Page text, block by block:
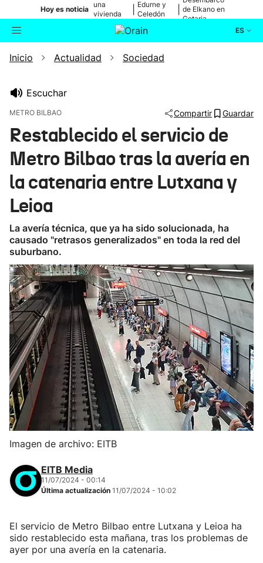
Hoy es noticia
una
vivienda
de Bilbao
Edurne y
Celedón
de Elkano en
Getaria
ES
Buscador Actualidad
Ikusmiran
Eguraldia
Inicio Actualidad Sociedad
Escuchar
METRO BILBAO Compartir Guardar
Restablecido el servicio de
Metro Bilbao tras la avería en
la catenaria entre Lutxana y
Leioa
La avería técnica, que ya ha sido solucionada, ha
causado "retrasos generalizados" en toda la red del
suburbano.
Imagen de archivo: EITB
EITB Media
11/07/2024 - 00:14
Última actualización 11/07/2024 - 10:02
El servicio de Metro Bilbao entre Lutxana y Leioa ha
sido restablecido esta mañana, tras los problemas de
ayer por una avería en la catenaria.